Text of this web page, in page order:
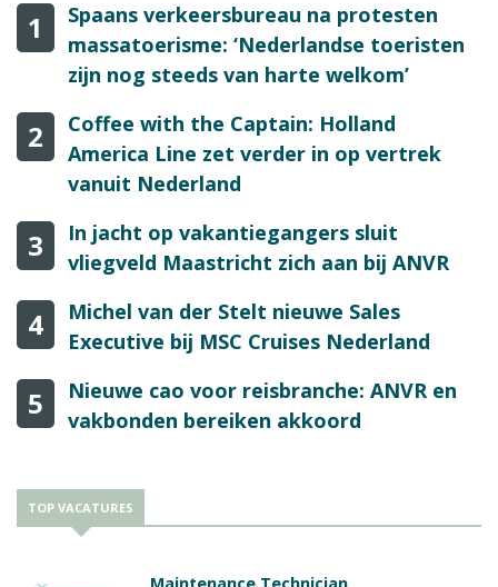
1
Spaans verkeersbureau na protesten
massatoerisme: ‘Nederlandse toeristen
zijn nog steeds van harte welkom’
2
Coffee with the Captain: Holland
America Line zet verder in op vertrek
vanuit Nederland
3
In jacht op vakantiegangers sluit
vliegveld Maastricht zich aan bij ANVR
4
Michel van der Stelt nieuwe Sales
Executive bij MSC Cruises Nederland
5
Nieuwe cao voor reisbranche: ANVR en
vakbonden bereiken akkoord
TOP VACATURES